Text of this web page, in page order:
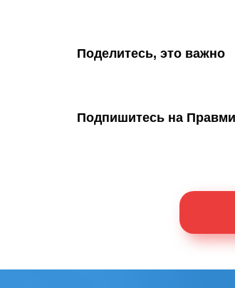
Поделитесь, это важно
Подпишитесь на